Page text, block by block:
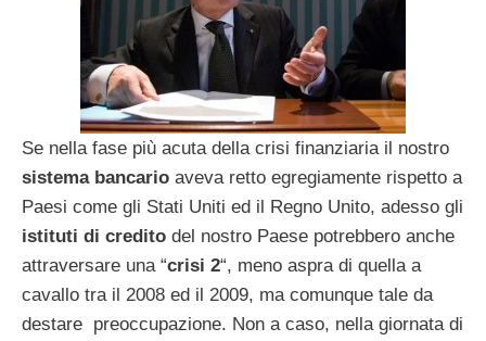
Se nella fase più acuta della crisi finanziaria il nostro
sistema bancario aveva retto egregiamente rispetto a
Paesi come gli Stati Uniti ed il Regno Unito, adesso gli
istituti di credito del nostro Paese potrebbero anche
attraversare una “crisi 2“, meno aspra di quella a
cavallo tra il 2008 ed il 2009, ma comunque tale da
destare preoccupazione. Non a caso, nella giornata di